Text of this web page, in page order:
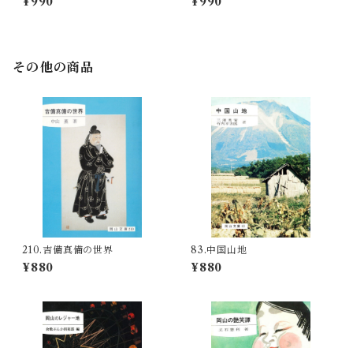
その他の商品
210.吉備真備の世界
¥880
83.中国山地
¥880